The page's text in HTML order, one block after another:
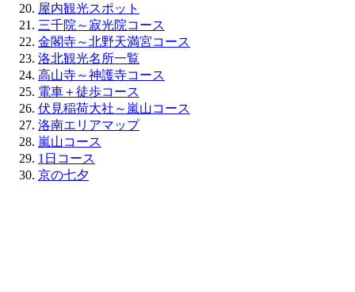
屋内観光スポット
三千院～寂光院コース
金閣寺～北野天満宮コース
洛北観光名所一覧
高山寺～神護寺コース
電車＋徒歩コース
伏見稲荷大社～嵐山コース
洛南エリアマップ
嵐山コース
1日コース
京の七夕